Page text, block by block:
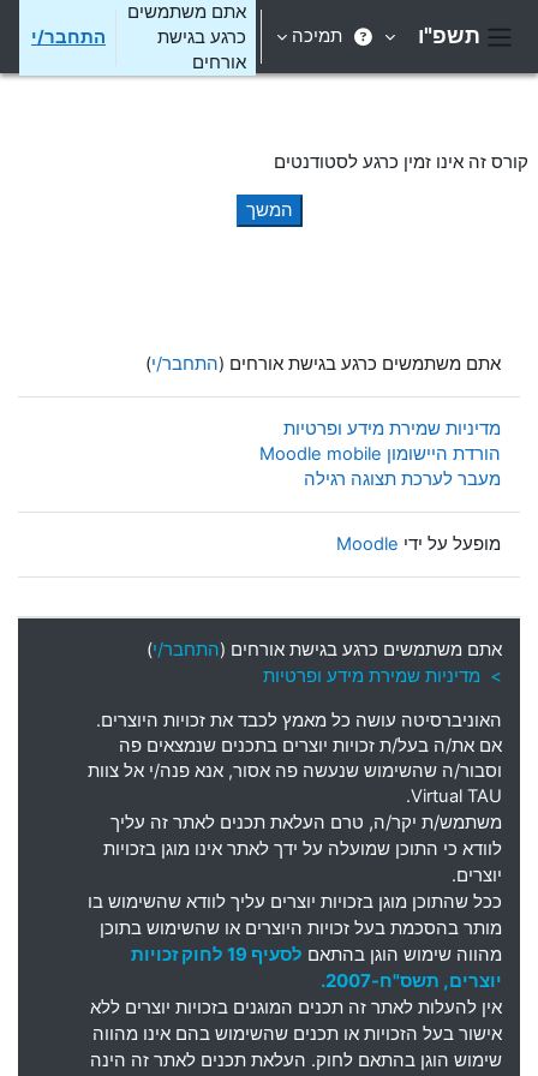
תשפ"ו תמיכה
אתם משתמשים
כרגע בגישת
אורחים
התחבר/י
קורס זה אינו זמין כרגע לסטודנטים
המשך
אתם משתמשים כרגע בגישת אורחים (התחבר/י)
מדיניות שמירת מידע ופרטיות
הורדת היישומון Moodle mobile
מעבר לערכת תצוגה רגילה
מופעל על ידי Moodle
אתם משתמשים כרגע בגישת אורחים (התחבר/י)
> מדיניות שמירת מידע ופרטיות
האוניברסיטה עושה כל מאמץ לכבד את זכויות היוצרים.
אם את/ה בעל/ת זכויות יוצרים בתכנים שנמצאים פה
וסבור/ה שהשימוש שנעשה פה אסור, אנא פנה/י אל צוות
Virtual TAU.
משתמש/ת יקר/ה, טרם העלאת תכנים לאתר זה עליך
לוודא כי התוכן שמועלה על ידך לאתר אינו מוגן בזכויות
יוצרים.
ככל שהתוכן מוגן בזכויות יוצרים עליך לוודא שהשימוש בו
מותר בהסכמת בעל זכויות היוצרים או שהשימוש בתוכן
מהווה שימוש הוגן בהתאם
לסעיף 19 לחוק זכויות
יוצרים, תשס"ח-2007.
אין להעלות לאתר זה תכנים המוגנים בזכויות יוצרים ללא
אישור בעל הזכויות או תכנים שהשימוש בהם אינו מהווה
שימוש הוגן בהתאם לחוק. העלאת תכנים לאתר זה הינה